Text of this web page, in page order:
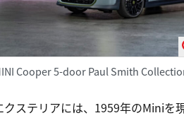
Cooper 5-door Paul Smith
クステリアには、1959年のMiniを